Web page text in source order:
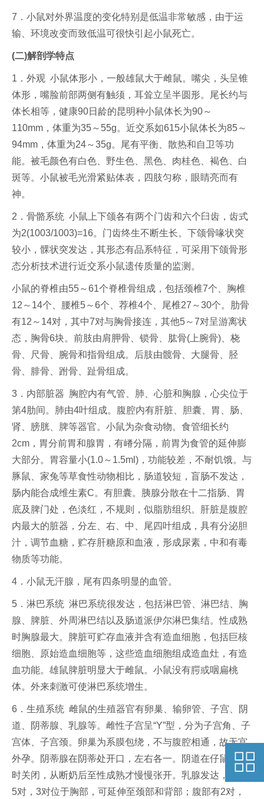
7．小鼠对外界温度的变化特别是低温非常敏感，由于运
输、环境改变而致低温可很快引起小鼠死亡。
(二)解剖学特点
1．外观 小鼠体形小，一般雄鼠大于雌鼠。嘴尖，头呈锥
体形，嘴脸前部两侧有触须，耳耸立呈半圆形。尾长约与
体长相等，健康90日龄的昆明种小鼠体长为90～
110mm，体重为35～55g。近交系如615小鼠体长为85～
94mm，体重为24～35g。尾有平衡、散热和自卫等功
能。被毛颜色有白色、野生色、黑色、肉桂色、褐色、白
斑等。小鼠被毛光滑紧贴体表，四肢匀称，眼睛亮而有
神。
2．骨骼系统 小鼠上下颌各有两个门齿和六个臼齿，齿式
为2(1003/1003)=16。门齿终生不断生长。下颌骨喙状突
较小，髁状突发达，其形态有品系特征，可采用下颌骨形
态分析技术进行近交系小鼠遗传质量的监测。
小鼠的脊椎由55～61个脊椎骨组成，包括颈椎7个、胸椎
12～14个、腰椎5～6个、荐椎4个、尾椎27～30个。肋骨
有12～14对，其中7对与胸骨接连，其他5～7对呈游离状
态，胸骨6块。前肢由肩胛骨、锁骨、肱骨(上腕骨)、桡
骨、尺骨、腕骨和指骨组成。后肢由髋骨、大腿骨、胫
骨、腓骨、跗骨、趾骨组成。
3．内部脏器 胸腔内有气管、肺、心脏和胸腺，心尖位于
第4肋间。肺由4叶组成。腹腔内有肝脏、胆囊、胃、肠、
肾、膀胱、脾等器官。小鼠为杂食动物。食管细长约
2cm，胃分前胃和腺胃，有嵴分隔，前胃为食管的延伸膨
大部分。胃容量小(1.0～1.5ml)，功能较差，不耐饥饿。与
豚鼠、家兔等草食性动物相比，肠道较短，盲肠不发达，
肠内能合成维生素C。有胆囊。胰腺分散在十二指肠、胃
底及脾门处，色淡红，不规则，似脂肪组织。肝脏是腹腔
内最大的脏器，分左、右、中、尾四叶组成，具有分泌胆
汁，调节血糖，贮存肝糖原和血液，形成尿素，中和有毒
物质等功能。
4．小鼠无汗腺，尾有四条明显的血管。
5．淋巴系统 淋巴系统很发达，包括淋巴管、淋巴结、胸
腺、脾脏、外周淋巴结以及肠道派伊尔淋巴集结。性成熟
时胸腺最大。脾脏可贮存血液并含有造血细胞，包括巨核
细胞、原始造血细胞等，这些造血细胞组成造血灶，有造
血功能。雄鼠脾脏明显大于雌鼠。小鼠没有腭或咽扁桃
体。外来刺激可使淋巴系统增生。
6．生殖系统 雌鼠的生殖器官有卵巢、输卵管、子宫、阴
道、阴蒂腺、乳腺等。雌性子宫呈“Y”型，分为子宫角、子
宫体、子宫颈。卵巢为系膜包绕，不与腹腔相通，故无宫
外孕。阴蒂腺在阴蒂处开口，左右各一。阴道在仔鼠出生
时关闭，从断奶后至性成熟才慢慢张开。乳腺发达，共有
5对，3对位于胸部，可延伸至颈部和背部；腹部有2对，